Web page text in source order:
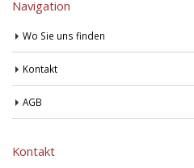
Navigation
Wo Sie uns finden
Kontakt
AGB
Kontakt